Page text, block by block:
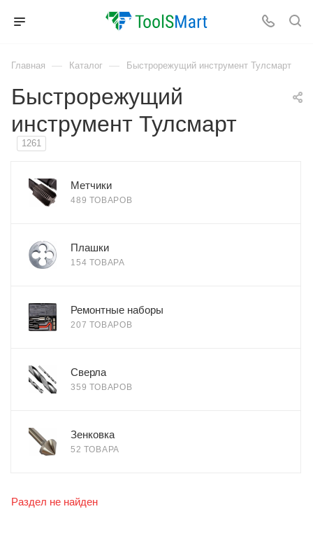
Главная — Каталог — Быстрорежущий инструмент Тулсмарт
Быстрорежущий
инструмент Тулсмарт
1261
Метчики
489 ТОВАРОВ
Плашки
154 ТОВАРА
Ремонтные наборы
207 ТОВАРОВ
Сверла
359 ТОВАРОВ
Зенковка
52 ТОВАРА
Раздел не найден